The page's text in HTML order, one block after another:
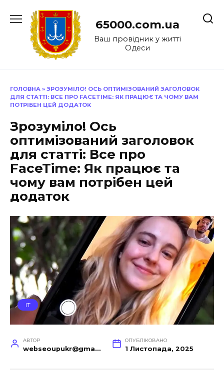
до
65000.com.ua
Ваш провідник у житті
Одеси
ГОЛОВНА » ЗРОЗУМІЛО! ОСЬ ОПТИМІЗОВАНИЙ ЗАГОЛОВОК
ДЛЯ СТАТТІ: ВСЕ ПРО FACETIME: ЯК ПРАЦЮЄ ТА ЧОМУ ВАМ
ПОТРІБЕН ЦЕЙ ДОДАТОК
Зрозуміло! Ось
оптимізований заголовок
для статті: Все про
FaceTime: Як працює та
чому вам потрібен цей
додаток
IT
АВТОР
webseoupukr@gmail.com
ОПУБЛІКОВАНО
1 Листопада, 2025